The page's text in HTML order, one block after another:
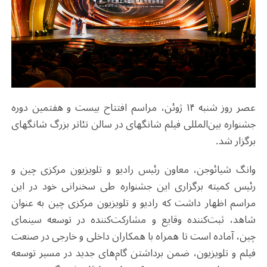
عصر روز شنبه ۱۴ ژوئن، مراسم افتتاح بیست و هفتمین دوره
جشنواره بین‌المللی فیلم شانگهای در سالن تئاتر بزرگ شانگهای
برگزار شد.
وانگ شیائوجن، معاون رئیس رادیو و تلویزیون مرکزی چین و
رئیس کمیته برگزاری این جشنواره طی سخنرانی خود در این
مراسم اظهار داشت که رادیو و تلویزیون مرکزی چین به عنوان
شاهد، ثبت‌کننده وقایع و مشارکت‌کننده در توسعه سینمای
چین، آماده است تا همراه با همکاران داخلی و خارجی در صنعت
فیلم و تلویزیون، ضمن برداشتن گام‌های جدید در مسیر توسعه